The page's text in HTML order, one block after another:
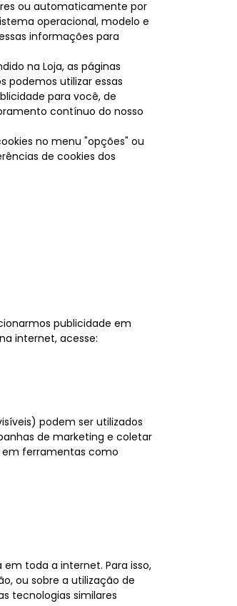
ou automaticamente por
operacional, modelo e
informações para
na Loja, as páginas
podemos utilizar essas
para você, de
contínuo do nosso
no menu "opções" ou
de cookies dos
publicidade em
internet, acesse:
podem ser utilizados
de marketing e coletar
em ferramentas como
toda a internet. Para isso,
ou sobre a utilização de
tecnologias similares